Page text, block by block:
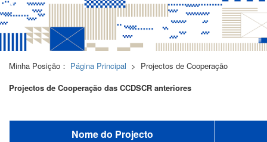
Minha Posição： Página Principal > Projectos de Cooperação
Projectos de Cooperação das CCDSCR anteriores
Nome do Projecto